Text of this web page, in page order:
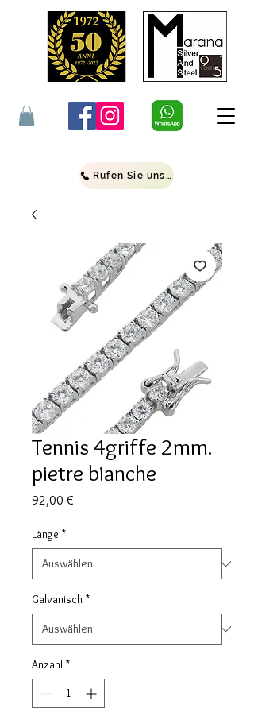
Rufen Sie uns an
Tennis 4griffe 2mm.
pietre bianche
92,00 €
Länge *
Galvanisch *
Anzahl *